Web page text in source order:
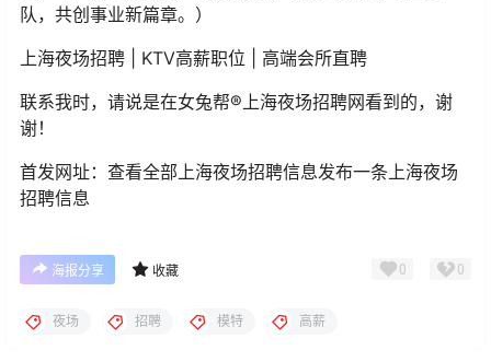
队，共创事业新篇章。）
上海夜场招聘 | KTV高薪职位 | 高端会所直聘
联系我时，请说是在女兔帮®上海夜场招聘网看到的，谢
谢！
首发网址：查看全部上海夜场招聘信息发布一条上海夜场
招聘信息
海报分享 收藏 0 0
夜场 招聘 模特 高薪